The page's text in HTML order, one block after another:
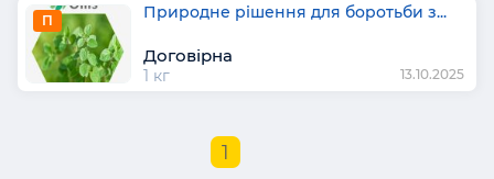
П Природне рішення для боротьби з...
Договірна
1 кг 13.10.2025
1